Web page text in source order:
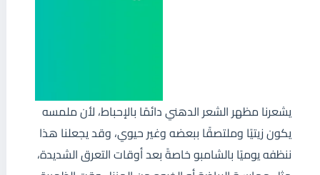
يشعرنا مظهر الشعر الدهني دائمًا بالإحباط، لأن ملمسه
يكون زيتيًا وملتصقًا ببعضه وغير حيوي، وقد يجعلنا هذا
ننظفه يوميًا بالشامبو خاصةً بعد أوقات التعرق الشديدة،